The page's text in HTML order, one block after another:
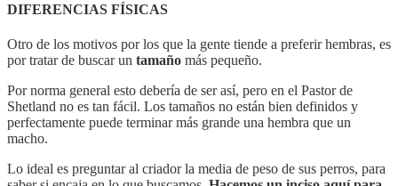
DIFERENCIAS FÍSICAS
Otro de los motivos por los que la gente tiende a preferir hembras, es
por tratar de buscar un tamaño más pequeño.
Por norma general esto debería de ser así, pero en el Pastor de
Shetland no es tan fácil. Los tamaños no están bien definidos y
perfectamente puede terminar más grande una hembra que un
macho.
Lo ideal es preguntar al criador la media de peso de sus perros, para